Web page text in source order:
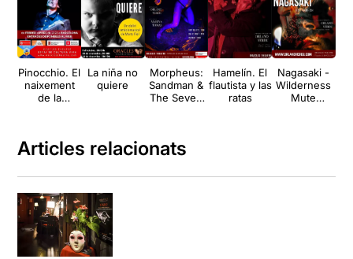
Pinocchio. El
naixement
de la
La niña no
quiere
Morpheus:
Sandman &
The Seven
Hamelín. El
flautista y las
ratas
Nagasaki -
Wilderness
Mute
Articles relacionats